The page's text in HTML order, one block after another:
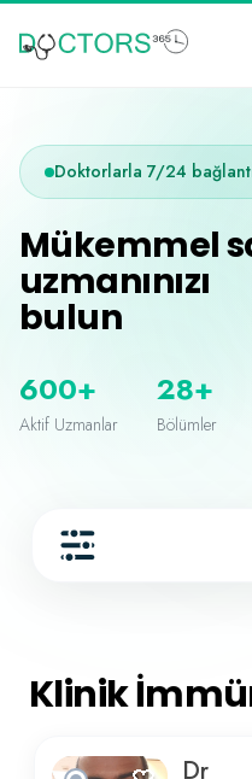
Doktorlarla 7/24
Mükemmel
uzmanınızı
bulun
600+
Aktif Uzmanlar
28+
Bölümler
Klinik
Dr